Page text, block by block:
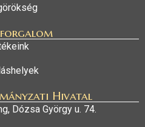
Hivatal
Dózsa György u. 74.